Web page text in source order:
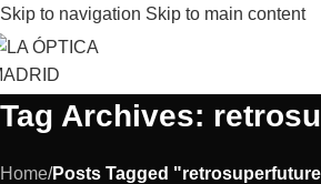
Skip to navigation Skip to main content
Tag Archives:
Home/Posts Tagged